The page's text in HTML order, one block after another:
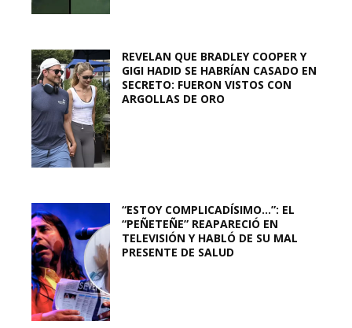
REVELAN QUE BRADLEY COOPER Y
GIGI HADID SE HABRÍAN CASADO EN
SECRETO: FUERON VISTOS CON
ARGOLLAS DE ORO
“ESTOY COMPLICADÍSIMO…”: EL
“PEÑETEÑE” REAPARECIÓ EN
TELEVISIÓN Y HABLÓ DE SU MAL
PRESENTE DE SALUD